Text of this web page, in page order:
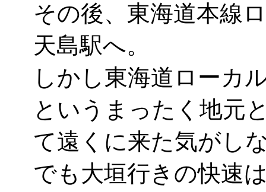
その後、東海道本線
天島駅へ。
しかし東海道ローカ
というまったく地元
て遠くに来た気がし
でも大垣行きの快速